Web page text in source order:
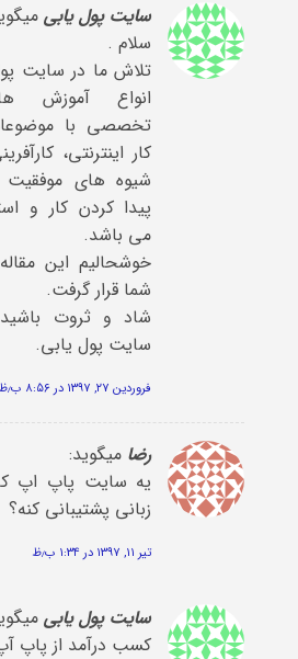
سایت پول یابی
سلام .
تلاش ما در سایت
انواع آموزش
تخصصی با
کار اینترنتی،
شیوه های موفقیت
پیدا کردن کار و
می باشد.
خوشحالیم این
شما قرار گرفت.
شاد و ثروت
سایت پول یابی.
فروردین ۲۷, ۱۳۹۷ در ۸:۵۶ ب٫ظ
رضا میگوید:
یه سایت پاپ اپ
زبانی پشتیبانی کنه؟
تیر ۱۱, ۱۳۹۷ در ۱:۳۴ ب٫ظ
سایت پول یابی
کسب درآمد از پاپ